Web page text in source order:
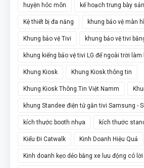
huyện hóc môn kế hoạch trưng bày
Kệ thiết bị đa năng khung bảo vệ màn
Khung bảo vệ Tivi khung bảo vệ tivi
khung kiếng bảo vệ tivi LG để ngoài trời
chân đứng
Khung Kiosk Khung Kiosk thông tin
Khung Kiosk Thông Tin Việt Namm
khung Standee điện tử gắn tivi Samsung -
kích thước booth nhựa kích thước
Kiểu Đi Catwalk Kinh Doanh Hiệu Quả
Kinh doanh kẹo dẻo bằng xe lưu động có